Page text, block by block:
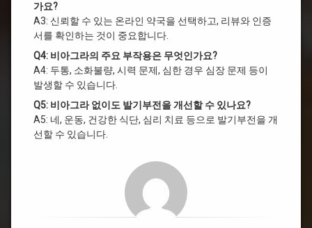
가요?
A3: 신뢰할 수 있는 온라인 약국을 선택하고, 리뷰와 인증
서를 확인하는 것이 중요합니다.
Q4: 비아그라의 주요 부작용은 무엇인가요?
A4: 두통, 소화불량, 시력 문제, 심한 경우 심장 문제 등이
발생할 수 있습니다.
Q5: 비아그라 없이도 발기부전을 개선할 수 있나요?
A5: 네, 운동, 건강한 식단, 심리 치료 등으로 발기부전을 개
선할 수 있습니다.